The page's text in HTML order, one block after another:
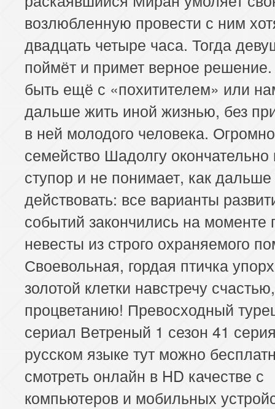
возлюбленную провести с ним
двадцать четыре часа. Тогда
поймёт и примет верное
быть ещё с «похитителем» или
дальше жить иной жизнью, без
в ней молодого человека.
семейство Шадолгу окончательно
ступор и не понимает, как
действовать: все варианты
событий закончились на моменте
невесты из строго охраняемого
Своевольная, гордая птичка
золотой клетки навстречу
процветанию! Превосходный
сериал Ветреный 1 сезон 41
русском языке тут можно
смотреть онлайн в HD качестве с
компьютеров и мобильных